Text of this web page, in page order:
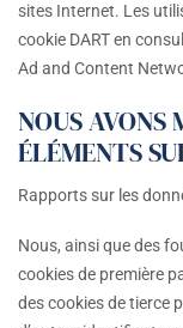
sites Internet. Les
cookie DART en
Ad and Content
NOUS AVONS
ÉLÉMENTS
Rapports sur les
Nous, ainsi que des
cookies de première
des cookies de tierce